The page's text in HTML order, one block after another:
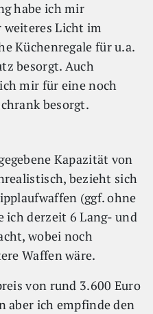
habe ich mir
weiteres Licht im
Küchenregale für u.a.
besorgt. Auch
mir für eine noch
besorgt.
Kapazität von
bezieht sich
(ggf. ohne
ich derzeit 6 Lang- und
wobei noch
Waffen wäre.
von rund 3.600 Euro
aber ich empfinde den